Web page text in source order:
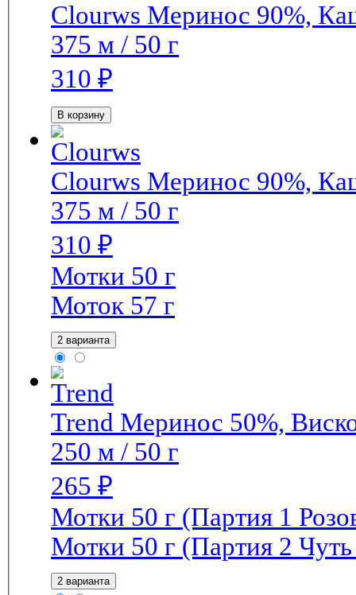
Clourws Меринос 90%,
375 м / 50 г
310 ₽
В корзину
Clourws Меринос 90%,
375 м / 50 г
310 ₽
Мотки 50 г
Моток 57 г
2 варианта
Trend Меринос 50%,
250 м / 50 г
265 ₽
Мотки 50 г (Партия 1
Мотки 50 г (Партия 2
2 варианта